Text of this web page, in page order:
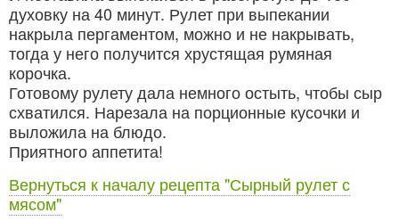
духовку на 40 минут. Рулет при выпекании
накрыла пергаментом, можно и не накрывать,
тогда у него получится хрустящая румяная
корочка.
Готовому рулету дала немного остыть, чтобы сыр
схватился. Нарезала на порционные кусочки и
выложила на блюдо.
Приятного аппетита!
Вернуться к началу рецепта "Сырный рулет с
мясом"